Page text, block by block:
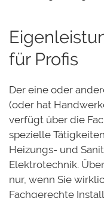
für Profis
Der eine oder
(oder hat
verfügt über die
spezielle
Heizungs- und
Elektrotechnik.
nur, wenn Sie
Fachgerechte